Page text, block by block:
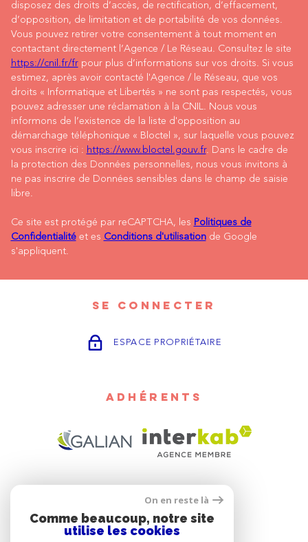
disposez des droits d’accès, de rectification, d’effacement,
d’opposition, de limitation et de portabilité de vos données.
Vous pouvez retirer votre consentement à tout moment en
contactant directement l’Agence / Le Réseau. Consultez le site
https://cnil.fr/frpour plus d’informations sur vos droits. Si vous
estimez, après avoir contacté l'Agence / le Réseau, que vos
droits « Informatique et Libertés » ne sont pas respectés, vous
pouvez adresser une réclamation à la CNIL. Nous vous
informons de l’existence de la liste d'opposition au
démarchage téléphonique « Bloctel », sur laquelle vous pouvez
vous inscrire ici : https://www.bloctel.gouv.fr. Dans le cadre de
la protection des Données personnelles, nous vous invitons à
ne pas inscrire de Données sensibles dans le champ de saisie
libre.
Ce site est protégé par reCAPTCHA, les Politiques de
Confidentialitéet es Conditions d'utilisationde Google
s'appliquent.
SE CONNECTER
ESPACE PROPRIÉTAIRE
ADHÉRENTS
On en reste là
Comme beaucoup, notre site
utilise les cookies